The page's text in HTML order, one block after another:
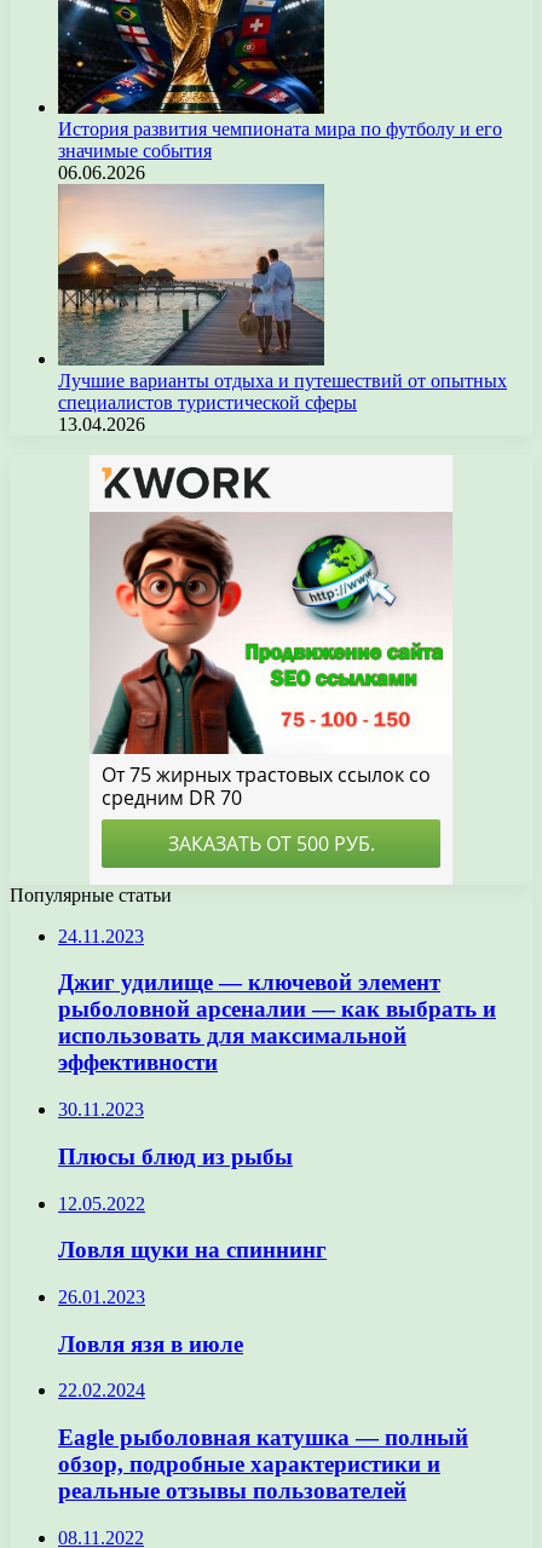
История развития чемпионата мира по футболу и его
значимые события
06.06.2026
Лучшие варианты отдыха и путешествий от опытных
специалистов туристической сферы
13.04.2026
Популярные статьи
24.11.2023
Джиг удилище — ключевой элемент
рыболовной арсеналии — как выбрать и
использовать для максимальной
эффективности
30.11.2023
Плюсы блюд из рыбы
12.05.2022
Ловля щуки на спиннинг
26.01.2023
Ловля язя в июле
22.02.2024
Eagle рыболовная катушка — полный
обзор, подробные характеристики и
реальные отзывы пользователей
08.11.2022